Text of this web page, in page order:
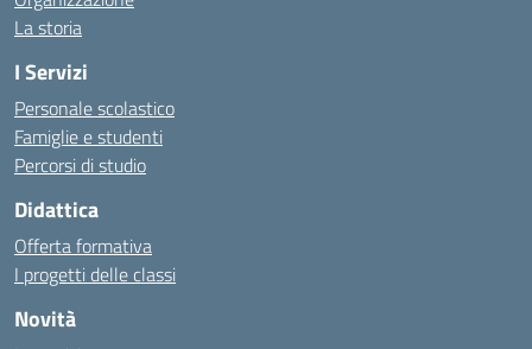
La storia
I Servizi
Personale scolastico
Famiglie e studenti
Percorsi di studio
Didattica
Offerta formativa
I progetti delle classi
Novità